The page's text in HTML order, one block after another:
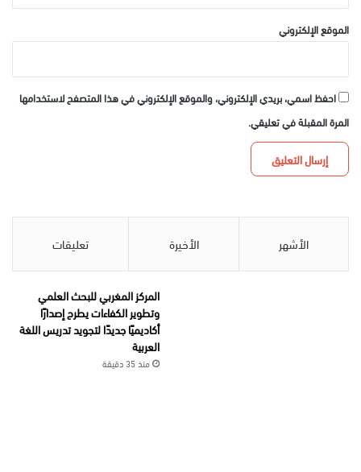
الموقع الإلكتروني
احفظ اسمي، بريدي الإلكتروني، والموقع الإلكتروني في هذا المتصفح لاستخدامها
المرة المقبلة في تعليقي.
الأشهر الأخيرة تعليقات
المركز المغربي للبحث العلمي
وتطوير الكفاءات يطرح إصدارًا
أكاديميًا جديدًا لتجويد تدريس اللغة
العربية
منذ 35 دقيقة